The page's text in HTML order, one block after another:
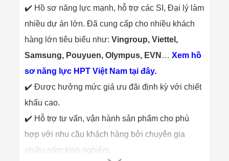
Giày Da, Túi
Xách
Dự Án Triển
Khai
Dự Án Ngành
Thủy Sản
Dự Án Ngành
Dự Án Ngành
Giáo Dục -
Trường Học
Dự Án Ngành
✔️ Hồ sơ năng lực mạnh, hỗ trợ các SI, Đại lý làm
nhiều dự án lớn. Đã cung cấp cho nhiều khách
hàng lớn tiêu biểu như:Vingroup, Viettel,
Samsung, Pouyuen, Olympus, EVN …Xem hồ
sơ năng lực HPT Việt Nam tại đây.
✔️ Được hưởng mức giá ưu đãi định kỳ với chiết
khấu cao.
✔️ Hỗ trợ tư vấn, vận hành sản phẩm cho phù
hợp với nhu cầu khách hàng bởi chuyên gia
nhiều năm kinh nghiệm.